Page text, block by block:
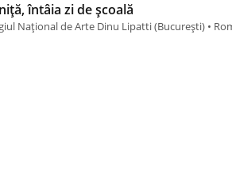
întâia zi de școală
Național de Arte Dinu Lipatti (Bucureşti) •